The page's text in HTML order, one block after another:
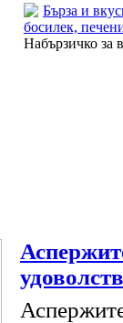
Бърза и
босилек,
Набързичко за